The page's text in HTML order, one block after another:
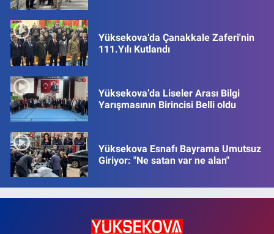
Yüksekova’da Çanakkale Zaferi'nin
111.Yılı Kutlandı
Yüksekova’da Liseler Arası Bilgi
Yarışmasının Birincisi Belli oldu
Yüksekova Esnafı Bayrama Umutsuz
Giriyor: "Ne satan var ne alan"